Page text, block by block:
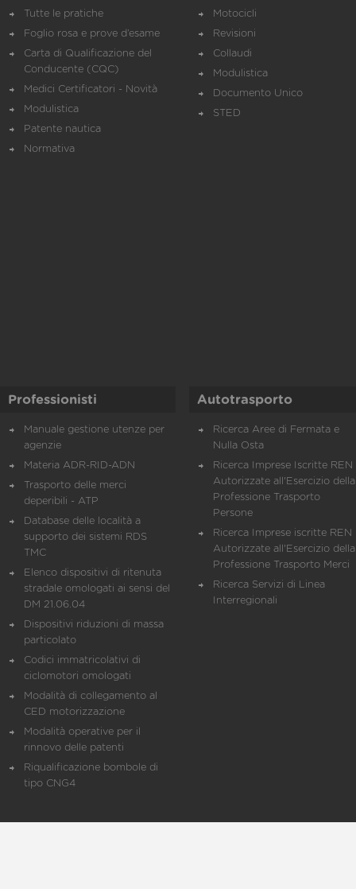
Tutte le pratiche
Foglio rosa e prove d’esame
Carta di Qualificazione del
Conducente (CQC)
Medici Certificatori - Novità
Modulistica
Patente nautica
Normativa
Motocicli
Revisioni
Collaudi
Modulistica
Documento Unico
STED
Professionisti
Manuale gestione utenze per
agenzie
Materia ADR-RID-ADN
Trasporto delle merci
deperibili - ATP
Database delle località a
supporto dei sistemi RDS
TMC
Elenco dispositivi di ritenuta
stradale omologati ai sensi del
DM 21.06.04
Dispositivi riduzioni di massa
particolato
Codici immatricolativi di
ciclomotori omologati
Modalità di collegamento al
CED motorizzazione
Modalità operative per il
rinnovo delle patenti
Riqualificazione bombole di
tipo CNG4
Autotrasporto
Ricerca Aree di Fermata e
Nulla Osta
Ricerca Imprese Iscritte REN
Autorizzate all'Esercizio della
Professione Trasporto
Persone
Ricerca Imprese iscritte REN
Autorizzate all'Esercizio della
Professione Trasporto Merci
Ricerca Servizi di Linea
Interregionali